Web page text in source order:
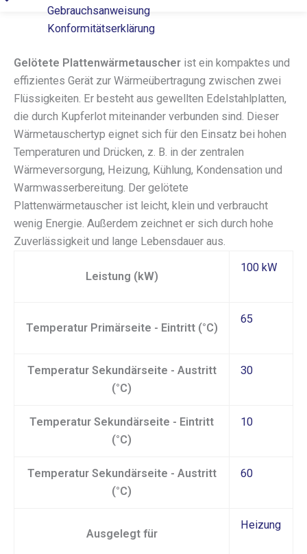
Gebrauchsanweisung
Konformitätserklärung
Gelötete Plattenwärmetauscher ist ein kompaktes und
effizientes Gerät zur Wärmeübertragung zwischen zwei
Flüssigkeiten. Er besteht aus gewellten Edelstahlplatten,
die durch Kupferlot miteinander verbunden sind. Dieser
Wärmetauschertyp eignet sich für den Einsatz bei hohen
Temperaturen und Drücken, z. B. in der zentralen
Wärmeversorgung, Heizung, Kühlung, Kondensation und
Warmwasserbereitung. Der gelötete
Plattenwärmetauscher ist leicht, klein und verbraucht
wenig Energie. Außerdem zeichnet er sich durch hohe
Zuverlässigkeit und lange Lebensdauer aus.
Leistung (kW)
100 kW
Temperatur Primärseite - Eintritt (°C)
65
Temperatur Sekundärseite - Austritt
(°C)
30
Temperatur Sekundärseite - Eintritt
(°C)
10
Temperatur Sekundärseite - Austritt
(°C)
60
Ausgelegt für
Heizung